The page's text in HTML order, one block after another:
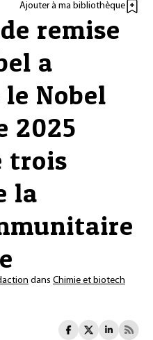
Ajouter à ma bibliothèque
remise
a
le Nobel
2025
trois
la
dans Chimie et biotech